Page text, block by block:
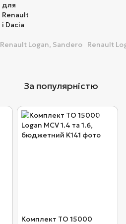
Renault Logan, Sandero Renault
За популярністю
Комплект ТО 15000